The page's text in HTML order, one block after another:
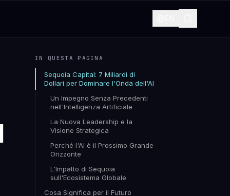
IN QUESTA PAGINA
Sequoia Capital: 7 Miliardi di
Dollari per Dominare l'Onda dell'AI
Un Impegno Senza Precedenti
nell'Intelligenza Artificiale
La Nuova Leadership e la
Visione Strategica
Perché l'AI è il Prossimo Grande
Orizzonte
L'Impatto di Sequoia
sull'Ecosistema Globale
Cosa Significa per il Futuro